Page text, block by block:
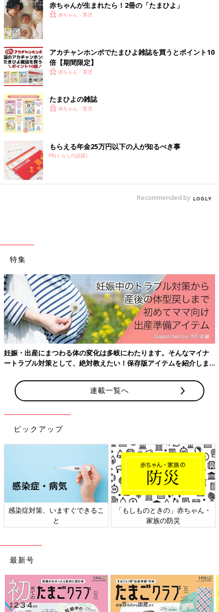
胸のストレッチ
背中のストレッチ
写真：高橋かなこ
(1)両手を胸の前で組んで、おなかをへこませながら息を吐く。
(2)息を吐きながら両手を前に押し出す。
両腕で大きなボールを抱えるようなイメージで、背中を丸める。
(3)両手を胸に寄せて(3)に戻る。
(4)10回ほどくり返す。
呼吸筋ストレッチのポイント
赤ちゃんが生まれたら！2冊の「たまひよ」
赤ちゃん・育児
アカチャンホンポでたまひよ雑誌を買うとポイント10
倍【期間限定】
赤ちゃん・育児
たまひよの雑誌
赤ちゃん・育児
もらえる年金25万円以下の人が知るべき事
PR(くらしの話題)
Recommended by
特集
妊娠・出産にまつわる体の変化は多岐にわたります。そんなマイナ
ートラブル対策として、絶対教えたい！保存版アイテムを紹介しま
連載一覧へ
ピックアップ
感染症対策、いますぐできるこ
と
「もしものときの」赤ちゃん・
家族の防災
最新号